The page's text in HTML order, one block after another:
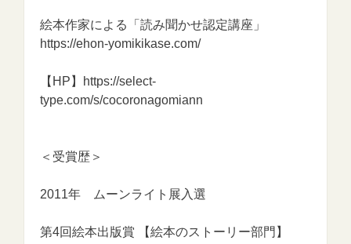
絵本作家による「読み聞かせ認定講座」
https://ehon-yomikikase.com/
【HP】https://select-
type.com/s/cocoronagomiann
＜受賞歴＞
2011年 ムーンライト展入選
第4回絵本出版賞 【絵本のストーリー部門】